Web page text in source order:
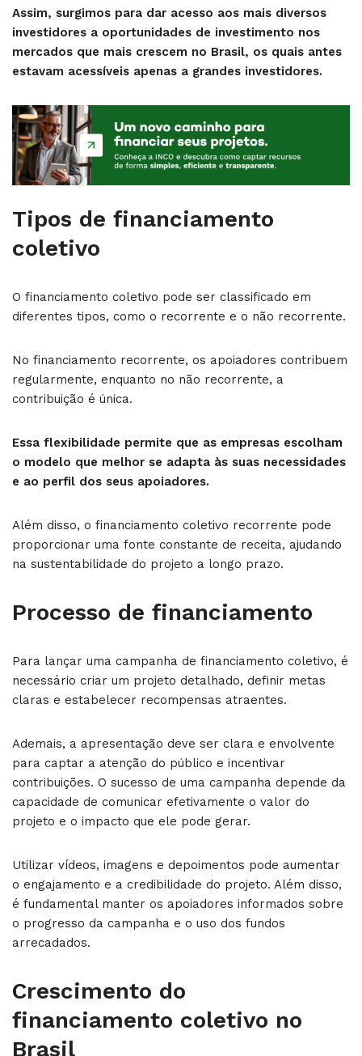
Assim, surgimos para dar acesso aos mais diversos
investidores a oportunidades de investimento nos
mercados que mais crescem no Brasil, os quais antes
estavam acessíveis apenas a grandes investidores.
Tipos de financiamento
coletivo
O financiamento coletivo pode ser classificado em
diferentes tipos, como o recorrente e o não recorrente.
No financiamento recorrente, os apoiadores contribuem
regularmente, enquanto no não recorrente, a
contribuição é única.
Essa flexibilidade permite que as empresas escolham
o modelo que melhor se adapta às suas necessidades
e ao perfil dos seus apoiadores.
Além disso, o financiamento coletivo recorrente pode
proporcionar uma fonte constante de receita, ajudando
na sustentabilidade do projeto a longo prazo.
Processo de financiamento
Para lançar uma campanha de financiamento coletivo, é
necessário criar um projeto detalhado, definir metas
claras e estabelecer recompensas atraentes.
Ademais, a apresentação deve ser clara e envolvente
para captar a atenção do público e incentivar
contribuições. O sucesso de uma campanha depende da
capacidade de comunicar efetivamente o valor do
projeto e o impacto que ele pode gerar.
Utilizar vídeos, imagens e depoimentos pode aumentar
o engajamento e a credibilidade do projeto. Além disso,
é fundamental manter os apoiadores informados sobre
o progresso da campanha e o uso dos fundos
arrecadados.
Crescimento do
financiamento coletivo no
Brasil